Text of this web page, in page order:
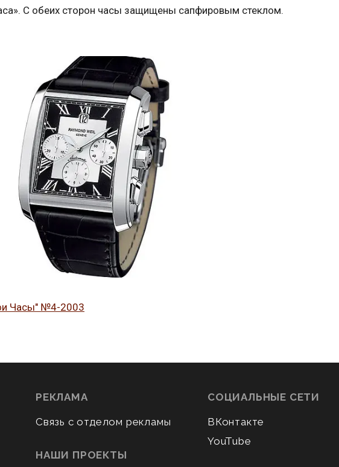
С обеих сторон часы защищены сапфировым стеклом.
Часы" №4-2003
РЕКЛАМА
Связь с отделом рекламы
НАШИ ПРОЕКТЫ
СОЦИАЛЬНЫЕ СЕТИ
ВКонтакте
YouTube